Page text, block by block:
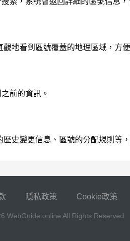
地看到區號覆蓋的地理區域，方
前的資訊。
史變更信息、區號的分配規則等
隱私政策 Cookie政策
WebGuide.online All Rights Reserved